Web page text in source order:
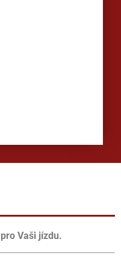
Vaši jízdu.